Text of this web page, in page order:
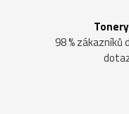
98 % zákazníků